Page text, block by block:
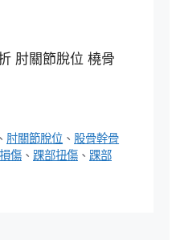
肘關節脫位 橈骨
、 肘關節脫位 、 股骨幹骨
傷 、 踝部扭傷 、 踝部